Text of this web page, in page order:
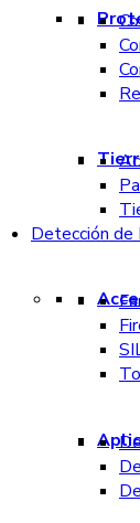
Detección de